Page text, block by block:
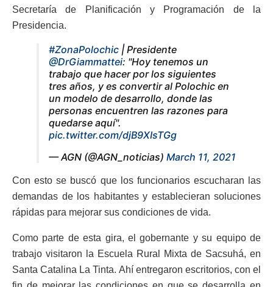
Secretaría de Planificación y Programación de la
Presidencia.
#ZonaPolochic | Presidente
@DrGiammattei: "Hoy tenemos un
trabajo que hacer por los siguientes
tres años, y es convertir al Polochic en
un modelo de desarrollo, donde las
personas encuentren las razones para
quedarse aquí".
pic.twitter.com/djB9XIsTGg
— AGN (@AGN_noticias) March 11, 2021
Con esto se buscó que los funcionarios escucharan las
demandas de los habitantes y establecieran soluciones
rápidas para mejorar sus condiciones de vida.
Como parte de esta gira, el gobernante y su equipo de
trabajo visitaron la Escuela Rural Mixta de Sacsuhá, en
Santa Catalina La Tinta. Ahí entregaron escritorios, con el